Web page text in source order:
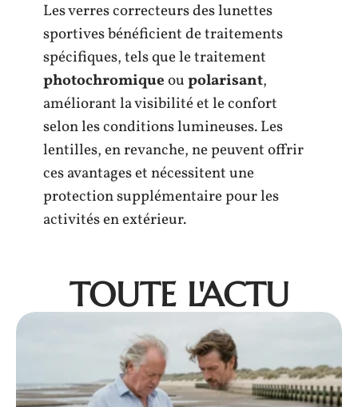
Les verres correcteurs des lunettes
sportives bénéficient de traitements
spécifiques, tels que le traitement
photochromiqueoupolarisant,
améliorant la visibilité et le confort
selon les conditions lumineuses. Les
lentilles, en revanche, ne peuvent offrir
ces avantages et nécessitent une
protection supplémentaire pour les
activités en extérieur.
TOUTE L'ACTU